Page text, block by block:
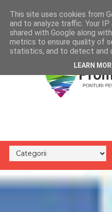
This site uses cookies from
and to analyze traffic. Your
shared with Google along
metrics to ensure quality of
statistics, and to detect and
LEARN